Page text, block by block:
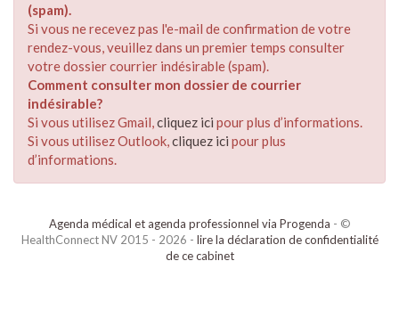
(spam).
Si vous ne recevez pas l'e-mail de confirmation de votre
rendez-vous, veuillez dans un premier temps consulter
votre dossier courrier indésirable (spam).
Comment consulter mon dossier de courrier
indésirable?
Si vous utilisez Gmail,cliquez ici pour plus d’informations.
Si vous utilisez Outlook,cliquez ici pour plus
d’informations.
Agenda médical et agenda professionnel via Progenda - ©
HealthConnect NV 2015 - 2026 - lire la déclaration de confidentialité
de ce cabinet